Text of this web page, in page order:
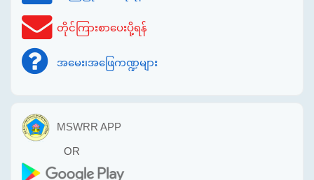
တိုင်ကြားစာပေးပို့ရန်
အမေး၊အဖြေကဏ္ဍများ
MSWRR APP
OR